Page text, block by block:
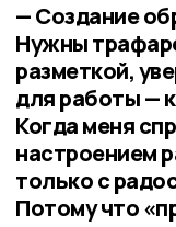
— Создание
Нужны
разметкой,
для работы —
Когда меня
настроением
только с
Потому что